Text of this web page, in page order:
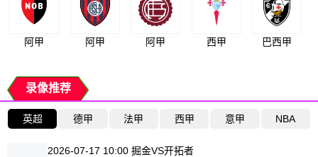
阿甲 阿甲 阿甲 西甲 巴西甲
录像推荐
英超 德甲 法甲 西甲 意甲 NBA
2026-07-17 10:00 掘金VS开拓者